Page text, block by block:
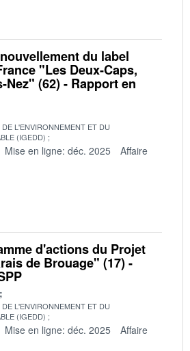
du label
"Les Deux-Caps,
Nez" (62) - Rapport en
L'ENVIRONNEMENT ET DU
(IGEDD)
Mise en ligne: déc. 2025
Affaire
d'actions du Projet
de Brouage" (17) -
L'ENVIRONNEMENT ET DU
(IGEDD)
Mise en ligne: déc. 2025
Affaire